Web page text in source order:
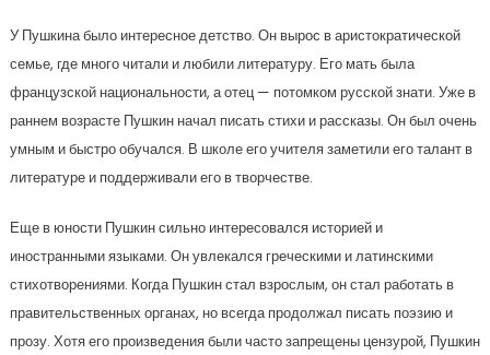
У Пушкина было интересное детство. Он вырос в аристократической
семье, где много читали и любили литературу. Его мать была
французской национальности, а отец — потомком русской знати. Уже в
раннем возрасте Пушкин начал писать стихи и рассказы. Он был очень
умным и быстро обучался. В школе его учителя заметили его талант в
литературе и поддерживали его в творчестве.
Еще в юности Пушкин сильно интересовался историей и
иностранными языками. Он увлекался греческими и латинскими
стихотворениями. Когда Пушкин стал взрослым, он стал работать в
правительственных органах, но всегда продолжал писать поэзию и
прозу. Хотя его произведения были часто запрещены цензурой, Пушкин